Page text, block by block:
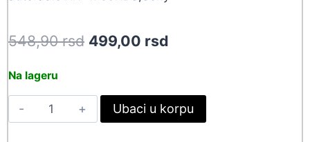
548,90rsd Original
548,90 rsd.
499,00 rsd
499,00 rsd.
Na lageru
PREDNJA
MASKA
Ubaci u korpu